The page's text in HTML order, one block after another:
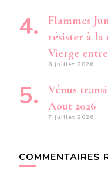
Flammes
résister à
Vierge
8 juillet 2026
Vénus
Aout 2026
7 juillet 2026
COMMENTAIRES